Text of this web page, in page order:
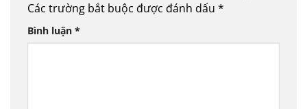
Các trường bắt buộc được đánh dấu *
Bình luận *